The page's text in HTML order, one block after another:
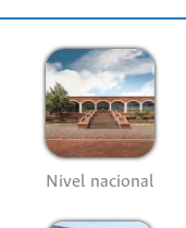
Nivel nacional